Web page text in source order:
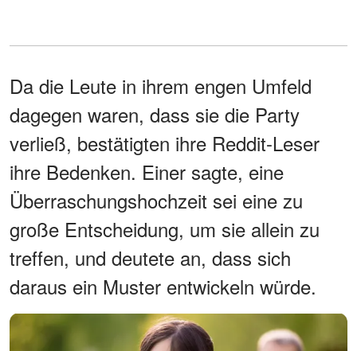
Da die Leute in ihrem engen Umfeld
dagegen waren, dass sie die Party
verließ, bestätigten ihre Reddit-Leser
ihre Bedenken. Einer sagte, eine
Überraschungshochzeit sei eine zu
große Entscheidung, um sie allein zu
treffen, und deutete an, dass sich
daraus ein Muster entwickeln würde.